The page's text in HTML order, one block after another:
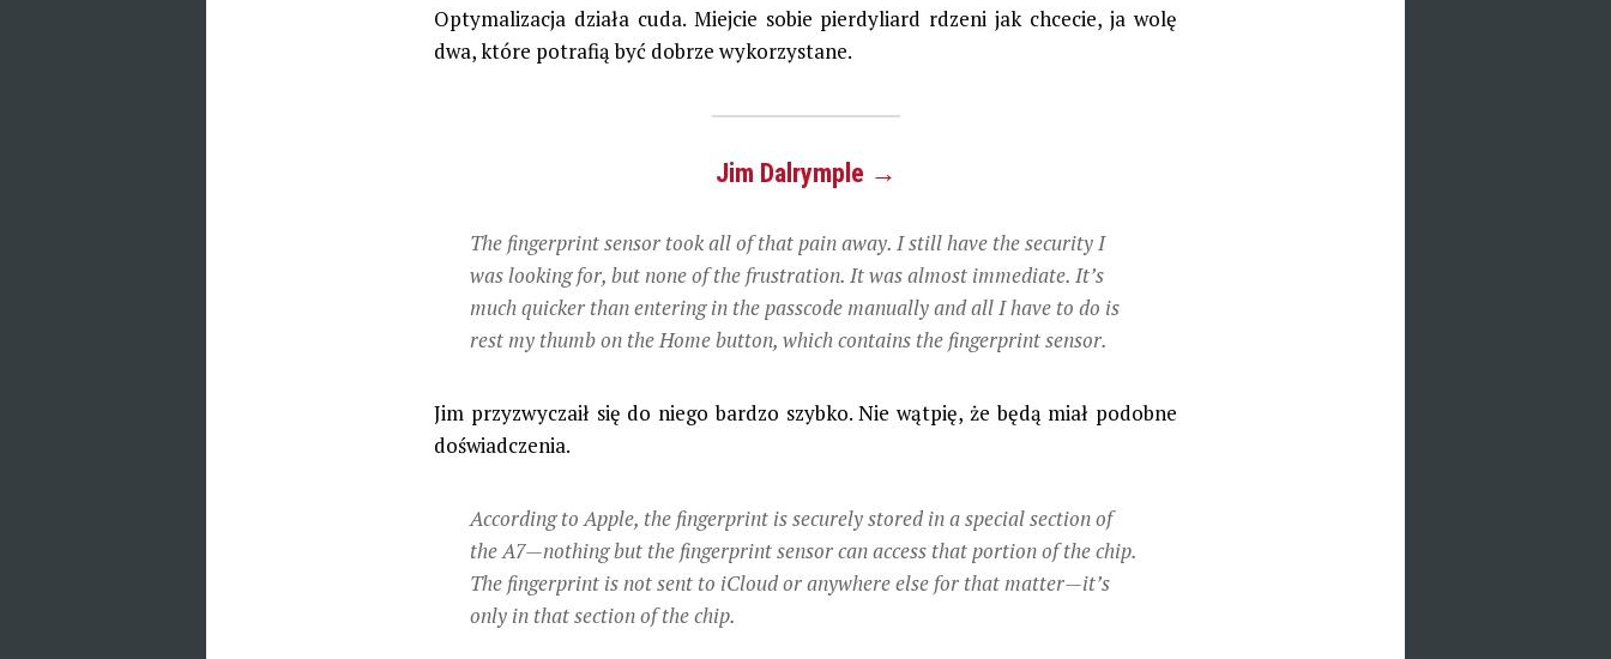
Optymalizacja działa cuda. Miejcie sobie pierdyliard rdzeni jak chcecie, ja wolę
dwa, które potrafią być dobrze wykorzystane.
Jim Dalrymple →
The fingerprint sensor took all of that pain away. I still have the security I
was looking for, but none of the frustration. It was almost immediate. It’s
much quicker than entering in the passcode manually and all I have to do is
rest my thumb on the Home button, which contains the fingerprint sensor.
Jim przyzwyczaił się do niego bardzo szybko. Nie wątpię, że będą miał podobne
doświadczenia.
According to Apple, the fingerprint is securely stored in a special section of
the A7—nothing but the fingerprint sensor can access that portion of the chip.
The fingerprint is not sent to iCloud or anywhere else for that matter—it’s
only in that section of the chip.